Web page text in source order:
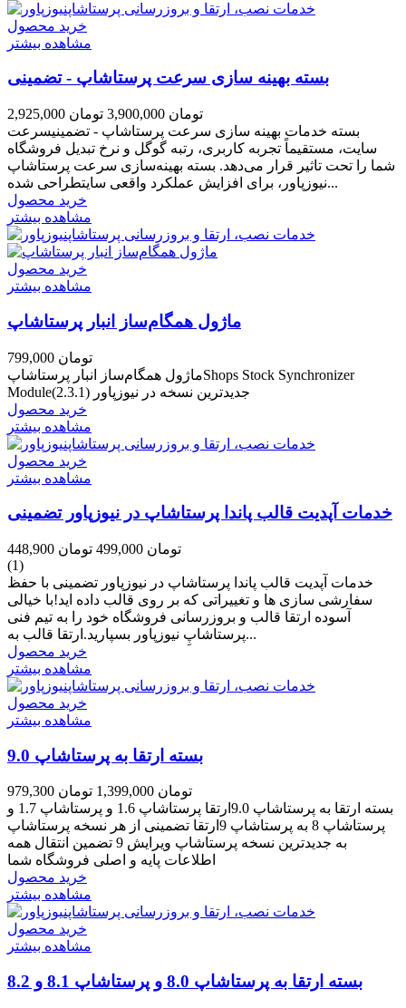
خرید محصول
مشاهده بیشتر
بسته بهینه سازی سرعت پرستاشاپ - تضمینی
2,925,000 تومان 3,900,000 تومان
بسته خدمات بهینه سازی سرعت پرستاشاپ - تضمینیسرعت
سایت، مستقیماً تجربه کاربری، رتبه گوگل و نرخ تبدیل فروشگاه
شما را تحت تاثیر قرار می‌دهد. بسته بهینه‌سازی سرعت پرستاشاپ
نیوزپاور، برای افزایش عملکرد واقعی سایتطراحی شده...
خرید محصول
مشاهده بیشتر
خرید محصول
مشاهده بیشتر
ماژول همگام‌ساز انبار پرستاشاپ
799,000 تومان
ماژول همگام‌ساز انبار پرستاشاپShops Stock Synchronizer
Moduleجدیدترین نسخه در نیوزپاور (2.3.1)
خرید محصول
مشاهده بیشتر
خرید محصول
مشاهده بیشتر
خدمات آپدیت قالب پاندا پرستاشاپ در نیوزپاور تضمینی
448,900 تومان 499,000 تومان
(1)
خدمات آپدیت قالب پاندا پرستاشاپ در نیوزپاور تضمینی با حفظ
سفارشی سازی ها و تغییراتی که بر روی قالب داده اید!با خیالی
آسوده ارتقا قالب و بروزرسانی فروشگاه خود را به تیم فنی
پرستاشاپِ نیوزپاور بسپارید.ارتقا قالب به...
خرید محصول
مشاهده بیشتر
خرید محصول
مشاهده بیشتر
بسته ارتقا به پرستاشاپ 9.0
979,300 تومان 1,399,000 تومان
بسته ارتقا به پرستاشاپ 9.0ارتقا پرستاشاپ 1.6 و پرستاشاپ 1.7 و
پرستاشاپ 8 به پرستاشاپ 9ارتقا تضمینی از هر نسخه پرستاشاپ
به جدیدترین نسخه پرستاشاپ ویرایش 9 تضمین انتقال همه
اطلاعات پایه و اصلی فروشگاه شما
خرید محصول
مشاهده بیشتر
خرید محصول
مشاهده بیشتر
بسته ارتقا به پرستاشاپ 8.0 و پرستاشاپ 8.1 و 8.2